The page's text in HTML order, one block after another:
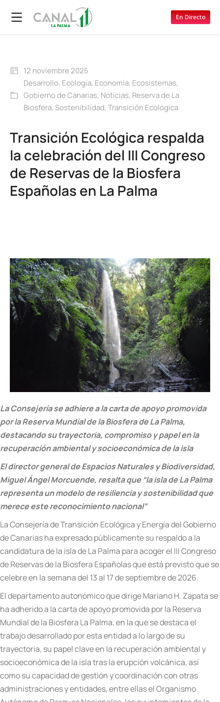
En Directo
12 noviembre 2025
Desarrollo, Ecología, Economía, Ecosistemas,
Gobierno de Canarias, Noticias, Reserva de La
Biosfera, Sostenibilidad, Transición Ecológica
Transición Ecológica respalda
la celebración del III Congreso
de Reservas de la Biosfera
Españolas en La Palma
La Consejería se adhiere a la carta de apoyo promovida
por la Reserva Mundial de la Biosfera de La Palma,
destacando su trayectoria, compromiso y papel en la
recuperación ambiental y socioeconómica de la isla
El director general de Espacios Naturales y Biodiversidad,
Miguel Ángel Morcuende, resalta que “la isla de La Palma
representa un modelo de resiliencia y sostenibilidad que
merece este reconocimiento nacional”
La Consejería de Transición Ecológica y Energía del Gobierno
de Canarias ha expresado públicamente su respaldo a la
candidatura de la isla de La Palma para acoger el III Congreso
de Reservas de la Biosfera Españolas que está previsto que se
celebre en la semana del 13 al 17 de septiembre de 2026.
El departamento autonómico que dirige Mariano H. Zapata se
ha adherido a la carta de apoyo promovida por la Reserva
Mundial de la Biosfera La Palma, en la que se destaca el
trabajo desarrollado por esta entidad a lo largo de su
trayectoria, su papel clave en la recuperación ambiental y
socioeconómica de la isla tras la erupción volcánica, así
como su capacidad de gestión y coordinación con otras
administraciones y entidades, entre ellas el Organismo